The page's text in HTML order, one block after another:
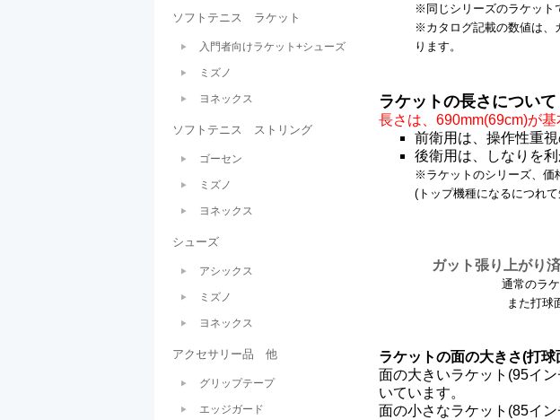
※同じシリーズのラケット
※カタログ記載の数値は、
ります。
ラケットの長さについて
長さは、690mm(69cm)が
前衛用は、操作性重
後衛用は、しなりを
※ラケットのシリーズ、価
(トップ機種になるにつれ
ガット張り上がり
通常のラ
また打球
ラケットの面の大きさ(打球
面の大きいラケット(95イ
いています。
面の小さなラケット(85イ
ソフトテニス ラケット
入門者向けラケット+シューズ
ミズノ
ヨネックス
ソフトテニス ストリング
ゴーセン
ミズノ
ヨネックス
シューズ
アシックス
ミズノ
ヨネックス
アクセサリー品 他
グリップテープ
エッジガード